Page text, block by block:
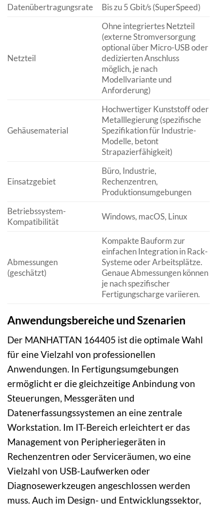
Datenübertragungsrate
Bis zu 5 Gbit/s (SuperSpeed)
Netzteil
Ohne integriertes Netzteil
(externe Stromversorgung
optional über Micro-USB oder
dedizierten Anschluss
möglich, je nach
Modellvariante und
Anforderung)
Gehäusematerial
Hochwertiger Kunststoff oder
Metalllegierung (spezifische
Spezifikation für Industrie-
Modelle, betont
Strapazierfähigkeit)
Einsatzgebiet
Büro, Industrie,
Rechenzentren,
Produktionsumgebungen
Betriebssystem-
Kompatibilität
Windows, macOS, Linux
Abmessungen
(geschätzt)
Kompakte Bauform zur
einfachen Integration in Rack-
Systeme oder Arbeitsplätze.
Genaue Abmessungen können
je nach spezifischer
Fertigungscharge variieren.
Anwendungsbereiche und Szenarien
Der MANHATTAN 164405 ist die optimale Wahl
für eine Vielzahl von professionellen
Anwendungen. In Fertigungsumgebungen
ermöglicht er die gleichzeitige Anbindung von
Steuerungen, Messgeräten und
Datenerfassungssystemen an eine zentrale
Workstation. Im IT-Bereich erleichtert er das
Management von Peripheriegeräten in
Rechenzentren oder Serviceräumen, wo eine
Vielzahl von USB-Laufwerken oder
Diagnosewerkzeugen angeschlossen werden
muss. Auch im Design- und Entwicklungssektor,